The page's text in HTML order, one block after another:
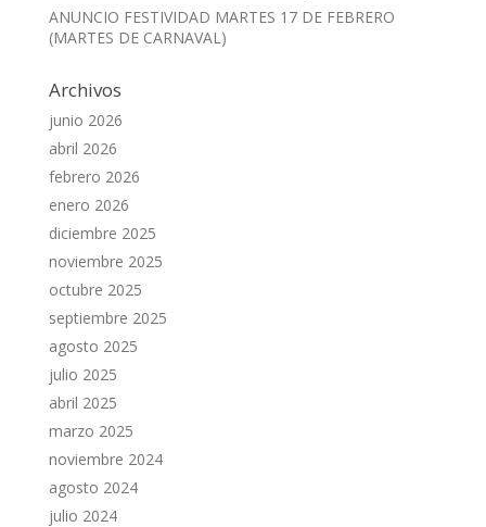
ANUNCIO FESTIVIDAD MARTES 17 DE FEBRERO
(MARTES DE CARNAVAL)
Archivos
junio 2026
abril 2026
febrero 2026
enero 2026
diciembre 2025
noviembre 2025
octubre 2025
septiembre 2025
agosto 2025
julio 2025
abril 2025
marzo 2025
noviembre 2024
agosto 2024
julio 2024